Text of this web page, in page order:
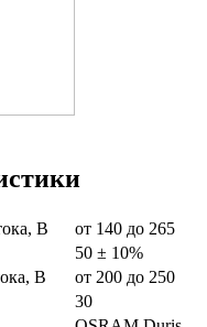
В
от 140 до 265
50 ± 10%
В
от 200 до 250
30